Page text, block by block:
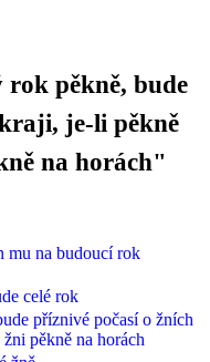
rok pěkně, bude
je-li pěkně
na horách"
mu na budoucí rok
celé rok
příznivé počasí o žních
pěkně na horách